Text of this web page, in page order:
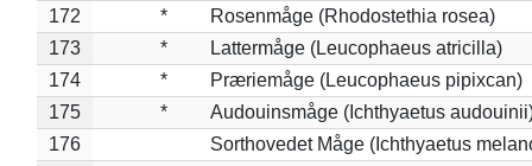
172
*
Rosenmåge (Rhodostethia rosea)
173
*
Lattermåge (Leucophaeus atricilla)
174
*
Præriemåge (Leucophaeus pipixcan)
175
*
Audouinsmåge (Ichthyaetus
176
Sorthovedet Måge (Ichthyaetus